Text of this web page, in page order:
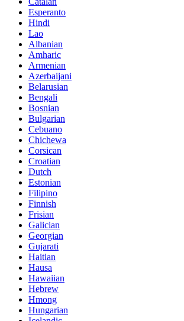
Esperanto
Hindi
Lao
Albanian
Amharic
Armenian
Azerbaijani
Belarusian
Bengali
Bosnian
Bulgarian
Cebuano
Chichewa
Corsican
Croatian
Dutch
Estonian
Filipino
Finnish
Frisian
Galician
Georgian
Gujarati
Haitian
Hausa
Hawaiian
Hebrew
Hmong
Hungarian